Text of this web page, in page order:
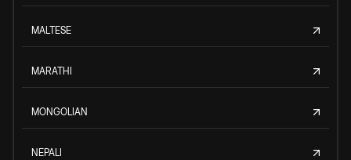
MALTESE
MARATHI
MONGOLIAN
NEPALI